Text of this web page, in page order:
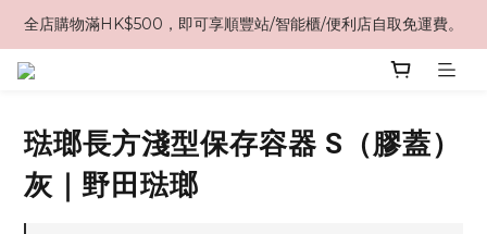
全店購物滿HK$500，即可享順豐站/智能櫃/便利店自取免運費。
琺瑯長方淺型保存容器 S（膠蓋）
灰｜野田琺瑯